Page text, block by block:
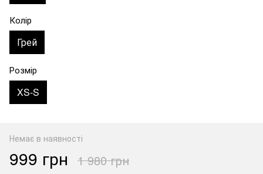
Колір
Грей
Розмір
XS-S
Немає в наявності
999 грн 1 980 грн